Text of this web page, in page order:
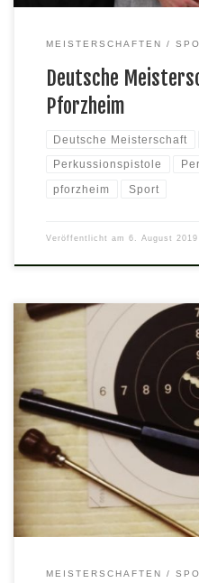
MEISTERSCHAFTEN
Deutsche
Pforzheim
Deutsche Meisterschaft
Perkussionspistole
pforzheim Sport
Veröffentlicht am 6. August 2019
Bei den Hess. Meisterschaften
Wochenende vom 25.5. und
Schützen 3 Mannschafts-Titel
Disziplinen, sowie 1 Titel in der
mit dem Perkussions-Revolver,
Klock mit der Perkussions-
und einen […]
MEISTERSCHAFTEN